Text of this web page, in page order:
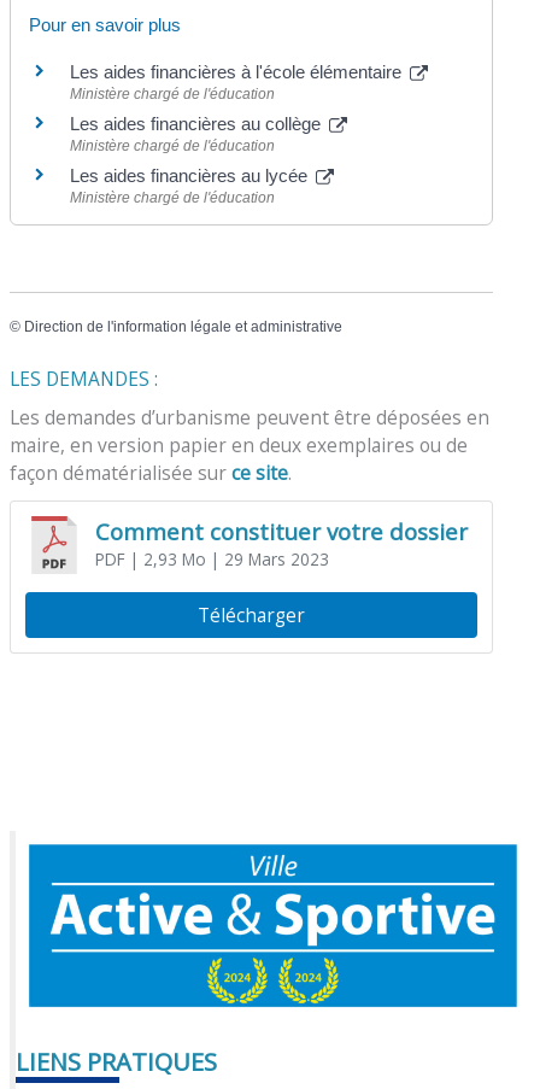
Pour en savoir plus
Les aides financières à l'école élémentaire
Ministère chargé de l'éducation
Les aides financières au collège
Ministère chargé de l'éducation
Les aides financières au lycée
Ministère chargé de l'éducation
© Direction de l'information légale et administrative
LES DEMANDES :
Les demandes d’urbanisme peuvent être déposées en
maire, en version papier en deux exemplaires ou de
façon dématérialisée surce site.
Comment constituer votre dossier
PDF| 2,93 Mo | 29 Mars 2023
Télécharger
LIENS PRATIQUES